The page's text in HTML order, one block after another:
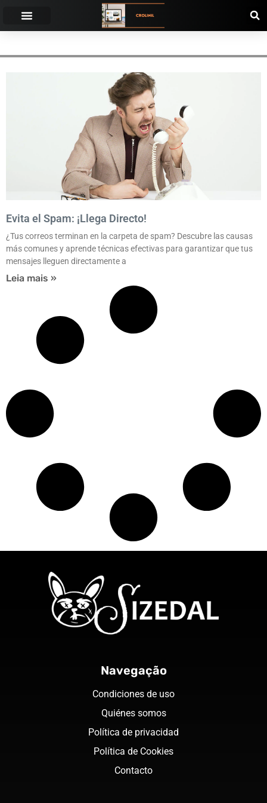
Evita el Spam: ¡Llega Directo!
¿Tus correos terminan en la carpeta de spam? Descubre las causas
más comunes y aprende técnicas efectivas para garantizar que tus
mensajes lleguen directamente a
Leia mais »
Navegação
Condiciones de uso
Quiénes somos
Política de privacidad
Política de Cookies
Contacto